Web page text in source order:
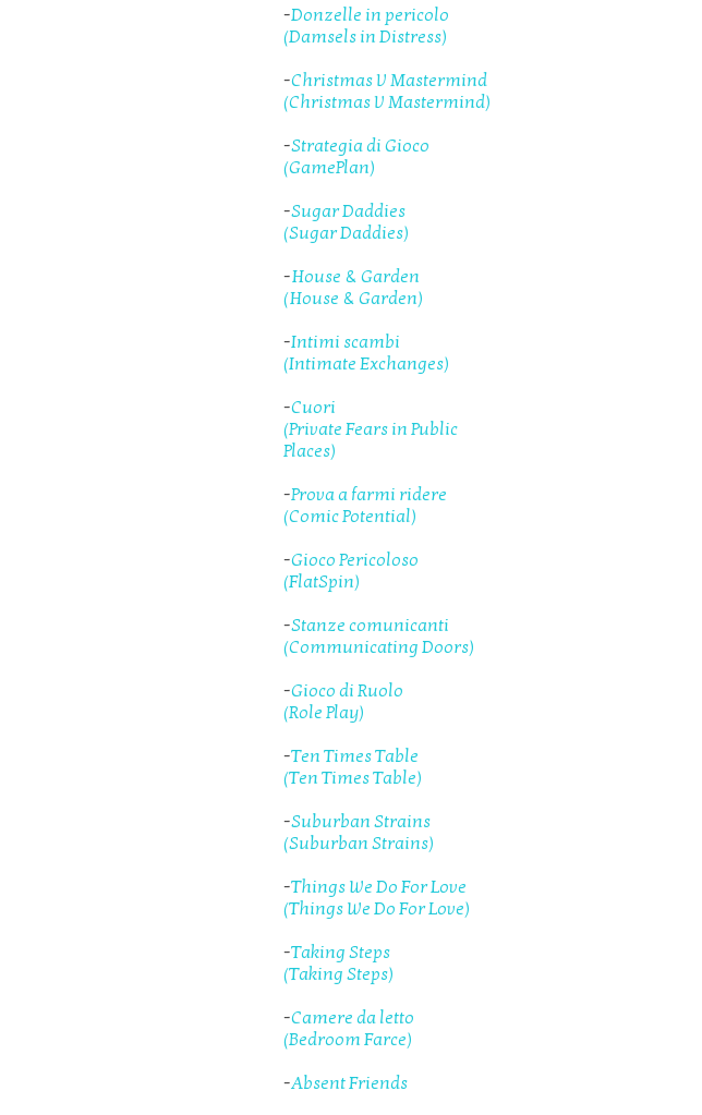
-Donzelle in pericolo
(Damsels in Distress)
-Christmas V Mastermind
(Christmas V Mastermind)
-Strategia di Gioco
(GamePlan)
-Sugar Daddies
(Sugar Daddies)
-House & Garden
(House & Garden)
-Intimi scambi
(Intimate Exchanges)
-Cuori
(Private Fears in Public
Places)
-Prova a farmi ridere
(Comic Potential)
-Gioco Pericoloso
(FlatSpin)
-Stanze comunicanti
(Communicating Doors)
-Gioco di Ruolo
(Role Play)
-Ten Times Table
(Ten Times Table)
-Suburban Strains
(Suburban Strains)
-Things We Do For Love
(Things We Do For Love)
-Taking Steps
(Taking Steps)
-Camere da letto
(Bedroom Farce)
-Absent Friends